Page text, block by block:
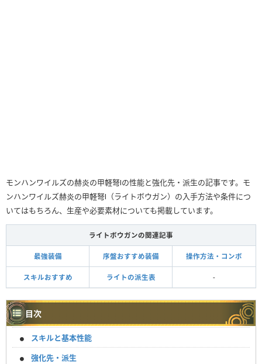
モンハンワイルズの赫炎の甲軽弩Ⅰの性能と強化先・派生の記事です。モ
ンハンワイルズ赫炎の甲軽弩Ⅰ（ライトボウガン）の入手方法や条件につ
いてはもちろん、生産や必要素材についても掲載しています。
ライトボウガンの関連記事
最強装備 序盤おすすめ装備 操作方法・コンボ
スキルおすすめ ライトの派生表 -
目次
スキルと基本性能
強化先・派生